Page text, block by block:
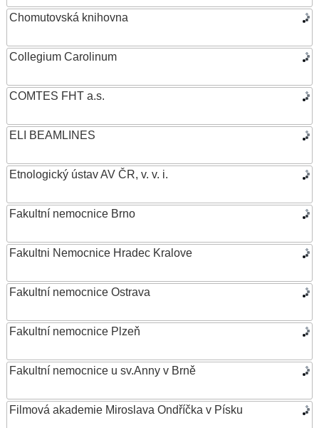
Chomutovská knihovna
Collegium Carolinum
COMTES FHT a.s.
ELI BEAMLINES
Etnologický ústav AV ČR, v. v. i.
Fakultní nemocnice Brno
Fakultni Nemocnice Hradec Kralove
Fakultní nemocnice Ostrava
Fakultní nemocnice Plzeň
Fakultní nemocnice u sv.Anny v Brně
Filmová akademie Miroslava Ondříčka v Písku